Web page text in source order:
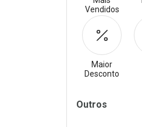
Vendidos
Maior
Desconto
Filtros
Outros